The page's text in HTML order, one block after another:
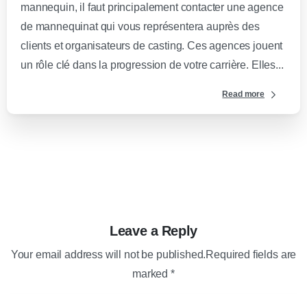
mannequin, il faut principalement contacter une agence
de mannequinat qui vous représentera auprès des
clients et organisateurs de casting. Ces agences jouent
un rôle clé dans la progression de votre carrière. Elles...
Read more
Leave a Reply
Your email address will not be published.Required fields are
marked *